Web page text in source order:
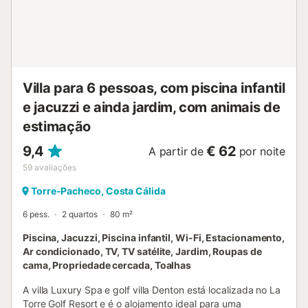
biciclet...
Villa para 6 pessoas, com piscina infantil
e jacuzzi e ainda jardim, com animais de
estimação
9,4
59 avaliações
A partir de € 62 por noite
Torre-Pacheco, Costa Cálida
6 pess. 2 quartos 80 m²
Piscina, Jacuzzi, Piscina infantil, Wi-Fi, Estacionamento,
Ar condicionado, TV, TV satélite, Jardim, Roupas de
cama, Propriedade cercada, Toalhas
A villa Luxury Spa e golf villa Denton está localizada no La
Torre Golf Resort e é o alojamento ideal para uma